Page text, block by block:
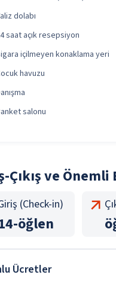
dolabı
saat açık resepsiyon
içilmeyen konaklama yeri
havuzu
salonu
Çıkış ve
(Check-in)
-öğlen
Ücretler